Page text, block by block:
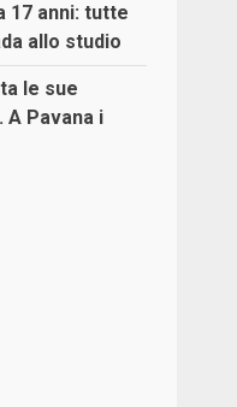
17 anni: tutte
allo studio
le sue
A Pavana i